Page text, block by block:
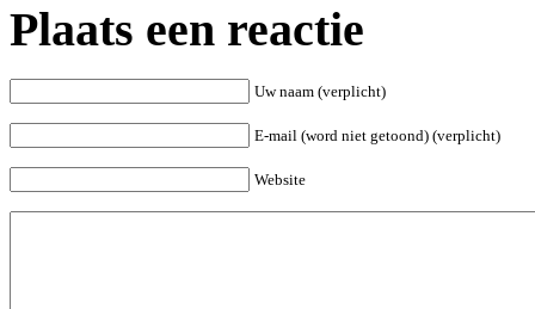
Plaats een reactie
Uw naam (verplicht)
E-mail (word niet getoond) (verplicht)
Website